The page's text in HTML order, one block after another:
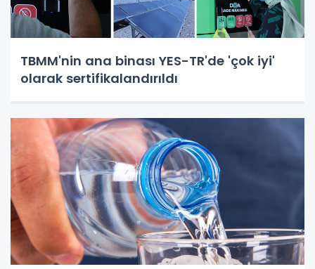
TBMM'nin ana binası YES-TR'de 'çok iyi'
olarak sertifikalandırıldı